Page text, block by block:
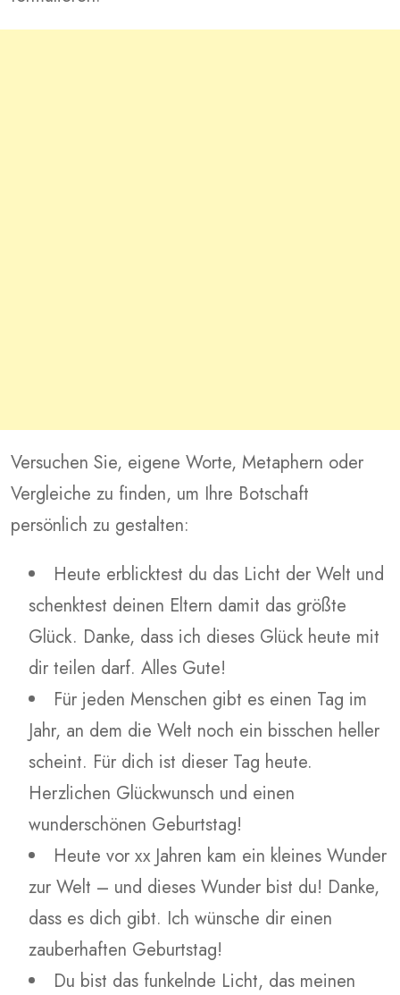
Versuchen Sie, eigene Worte, Metaphern oder
Vergleiche zu finden, um Ihre Botschaft
persönlich zu gestalten:
Heute erblicktest du das Licht der Welt und
schenktest deinen Eltern damit das größte
Glück. Danke, dass ich dieses Glück heute mit
dir teilen darf. Alles Gute!
Für jeden Menschen gibt es einen Tag im
Jahr, an dem die Welt noch ein bisschen heller
scheint. Für dich ist dieser Tag heute.
Herzlichen Glückwunsch und einen
wunderschönen Geburtstag!
Heute vor xx Jahren kam ein kleines Wunder
zur Welt – und dieses Wunder bist du! Danke,
dass es dich gibt. Ich wünsche dir einen
zauberhaften Geburtstag!
Du bist das funkelnde Licht, das meinen